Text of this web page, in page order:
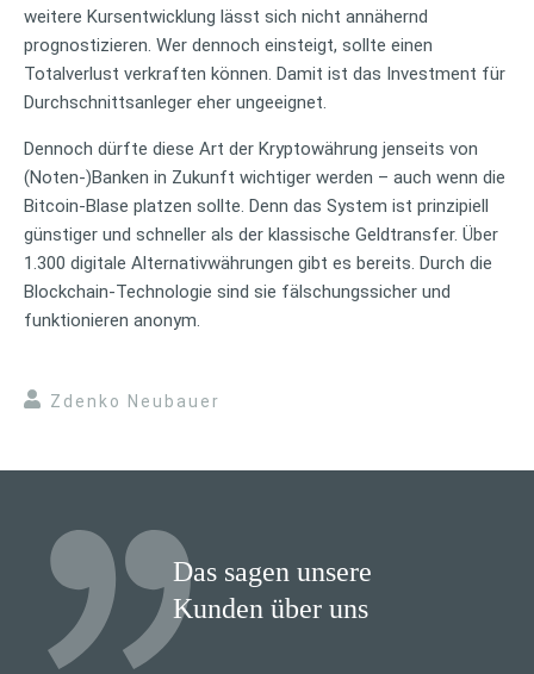
weitere Kursentwicklung lässt sich nicht annähernd
prognostizieren. Wer dennoch einsteigt, sollte einen
Totalverlust verkraften können. Damit ist das Investment für
Durchschnittsanleger eher ungeeignet.
Dennoch dürfte diese Art der Kryptowährung jenseits von
(Noten-)Banken in Zukunft wichtiger werden – auch wenn die
Bitcoin-Blase platzen sollte. Denn das System ist prinzipiell
günstiger und schneller als der klassische Geldtransfer. Über
1.300 digitale Alternativwährungen gibt es bereits. Durch die
Blockchain-Technologie sind sie fälschungssicher und
funktionieren anonym.
Zdenko Neubauer
Das sagen unsere
Kunden über uns